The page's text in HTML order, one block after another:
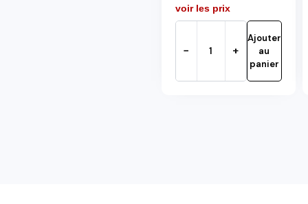
voir les prix
− +
Ajouter
au
panier